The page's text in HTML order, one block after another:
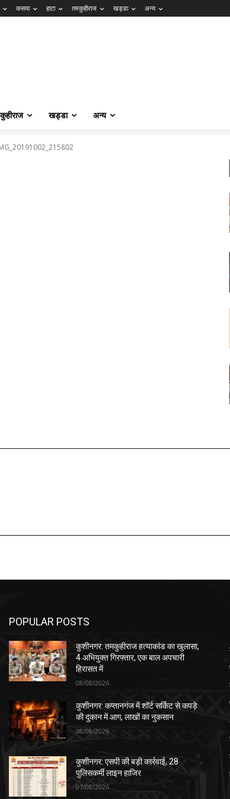
कसया हाटा तमकुहीराज खड्डा अन्य
खड्डा अन्य
POPULAR POSTS
कुशीनगर: तमकुहीराज हत्याकांड का खुलासा,
4 अभियुक्त गिरफ्तार, एक बाल अपचारी
हिरासत में
08/08/2026
कुशीनगर: कप्तानगंज में शॉर्ट सर्किट से कपड़े
की दुकान में आग, लाखों का नुकसान
08/08/2026
कुशीनगर: एसपी की बड़ी कार्रवाई, 28
पुलिसकर्मी लाइन हाजिर
07/08/2026